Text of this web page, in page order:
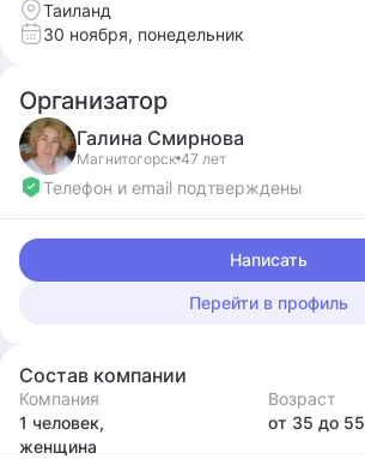
Таиланд
30 ноября, понедельник
Организатор
Галина Смирнова
Магнитогорск 47 лет
Телефон и email подтверждены
Написать
Перейти в профиль
Состав компании
Компания
1 человек,
женщина
Возраст
от 35 до 55